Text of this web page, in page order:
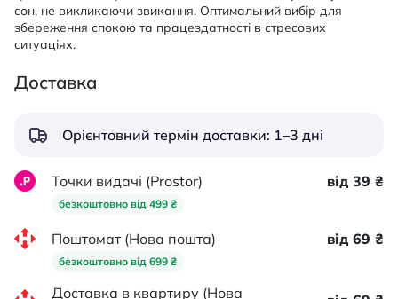
сон, не викликаючи звикання. Оптимальний вибір для
збереження спокою та працездатності в стресових
ситуаціях.
Доставка
Орієнтовний термін доставки: 1–3 дні
Точки видачі (Prostor)
безкоштовно від 499 ₴
від 39 ₴
Поштомат (Нова пошта)
безкоштовно від 699 ₴
від 69 ₴
Доставка в квартиру (Нова